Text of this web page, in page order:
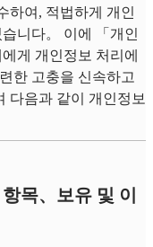
하여, 적법하게 개인
니다。 이에 「개인
게 개인정보 처리에
한 고충을 신속하고
다음과 같이 개인정보
목、보유 및 이